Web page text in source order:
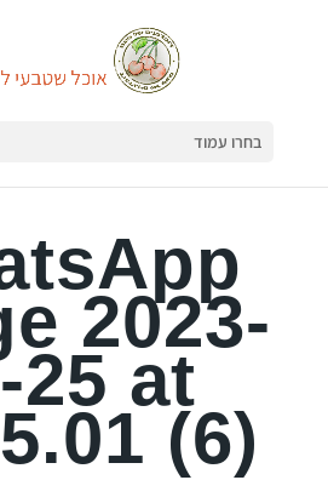
בחרו עמוד
2023-
25 at
(6)